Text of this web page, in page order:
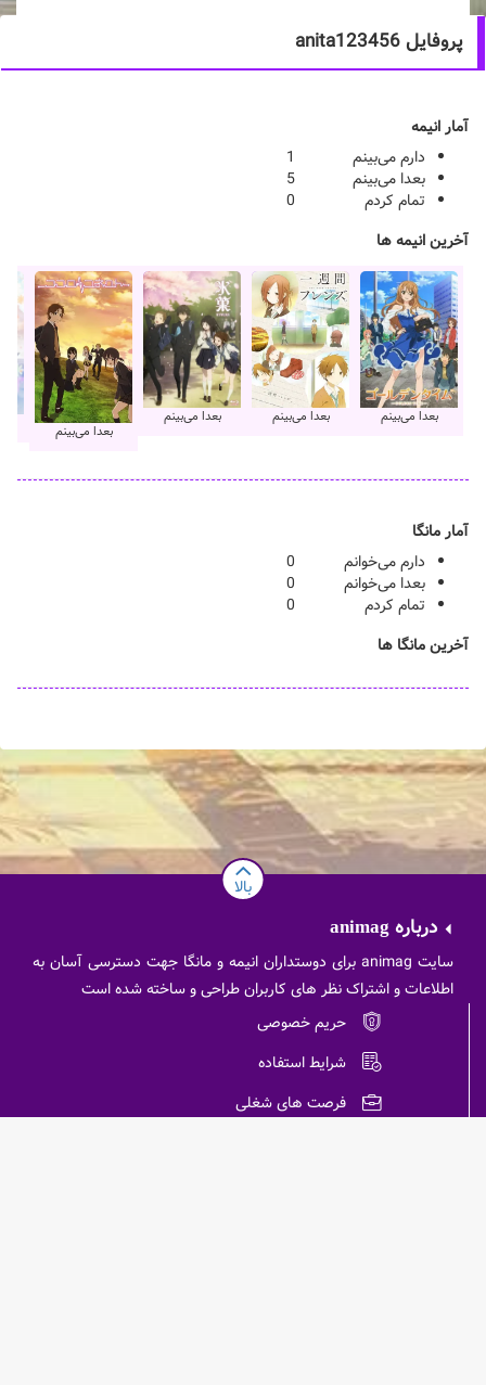
پروفایل anita123456
آمار انیمه
دارم می‌بینم
1
بعدا می‌بینم
5
تمام کردم
0
آخرین انیمه ها
بعدا می‌بینم بعدا می‌بینم بعدا می‌بینم
بعدا می‌بینم
آمار مانگا
دارم می‌خوانم
0
بعدا می‌خوانم
0
تمام کردم
0
آخرین مانگا ها
بالا
درباره animag
سایت animag برای دوستداران انیمه و مانگا جهت دسترسی آسان به
اطلاعات و اشتراک نظر های کاربران طراحی و ساخته شده است
حریم خصوصی
شرایط استفاده
فرصت های شغلی